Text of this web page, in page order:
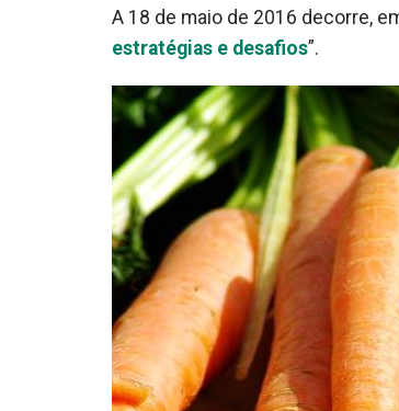
A 18 de maio de 2016 decorre,
estratégias e desafios”.